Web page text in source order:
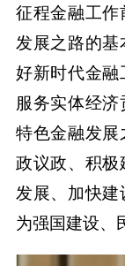
征程金融工作
发展之路的
好新时代金融
服务实体经
特色金融发展
政议政、积极
发展、加快建
为强国建设、